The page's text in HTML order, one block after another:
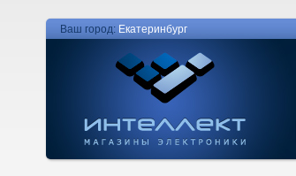
Ваш город: Екатеринбург